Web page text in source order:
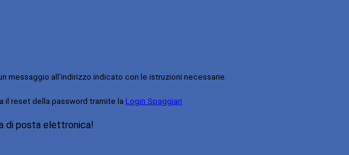
messaggio all'indirizzo indicato con le istruzioni necessarie.
il reset della password tramite la Login Spaggiari
di posta elettronica!